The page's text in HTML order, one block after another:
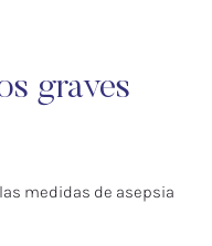
graves
medidas de asepsia